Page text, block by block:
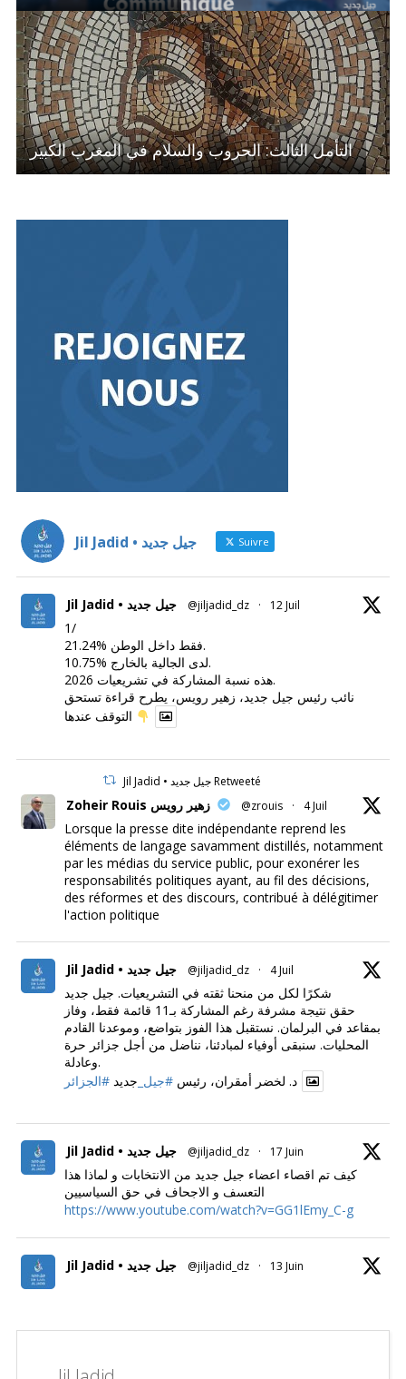
التأمل الثالث: الحروب والسلام في المغرب الكبير
Jil Jadid • جيل جديد Suivre
Jil Jadid • جيل جديد @jiljadid_dz · 12 Juil
1/
21.24% فقط داخل الوطن.
10.75% لدى الجالية بالخارج.
هذه نسبة المشاركة في تشريعيات 2026.
نائب رئيس جيل جديد، زهير رويس، يطرح قراءة تستحق
Jil Jadid • جيل جديد Retweeté
Zoheir Rouis زهير رويس @zrouis · 4 Juil
Lorsque la presse dite indépendante reprend les
éléments de langage savamment distillés, notamment
par les médias du service public, pour exonérer les
responsabilités politiques ayant, au fil des décisions,
des réformes et des discours, contribué à délégitimer
l'action politique
Jil Jadid • جيل جديد @jiljadid_dz · 4 Juil
شكرًا لكل من منحنا ثقته في التشريعيات. جيل جديد
حقق نتيجة مشرفة رغم المشاركة بـ11 قائمة فقط، وفاز
بمقاعد في البرلمان. نستقبل هذا الفوز بتواضع، وموعدنا القادم
المحليات. سنبقى أوفياء لمبادئنا، نناضل من أجل جزائر حرة
وعادلة.
د. لخضر أمقران، رئيس#جيل_ جديد#الجزائر
Jil Jadid • جيل جديد @jiljadid_dz · 17 Juin
كيف تم اقصاء اعضاء جيل جديد من الانتخابات و لماذا هذا
التعسف و الاجحاف في حق السياسيين
https://www.youtube.com/watch?v=GG1lEmy_C-g
Jil Jadid • جيل جديد @jiljadid_dz · 13 Juin